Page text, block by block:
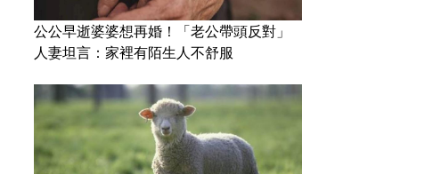
公公早逝婆婆想再婚！「老公帶頭反對」
人妻坦言：家裡有陌生人不舒服